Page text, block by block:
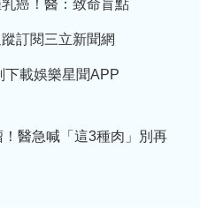
癌！醫：致命盲點
訂閱三立新聞網
下載娛樂星聞APP
醫急喊「這3種肉」別再